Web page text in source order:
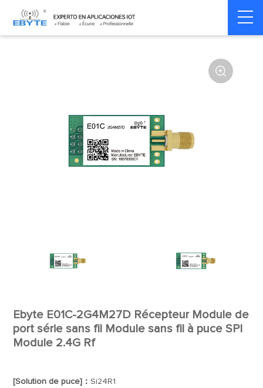
Home > Module > SPI/SOC/UART

Ebyte E01C-2G4M27D Récepteur Module de
port série sans fil Module sans fil à puce SPI
Module 2.4G Rf
[Solution de puce]：Si24R1